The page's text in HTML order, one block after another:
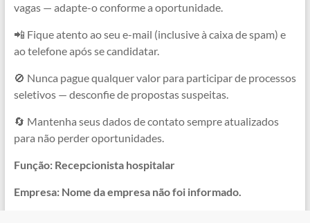
vagas — adapte-o conforme a oportunidade.
📲 Fique atento ao seu e-mail (inclusive à caixa de spam) e
ao telefone após se candidatar.
🚫 Nunca pague qualquer valor para participar de processos
seletivos — desconfie de propostas suspeitas.
🔄 Mantenha seus dados de contato sempre atualizados
para não perder oportunidades.
Função: Recepcionista hospitalar
Empresa: Nome da empresa não foi informado.